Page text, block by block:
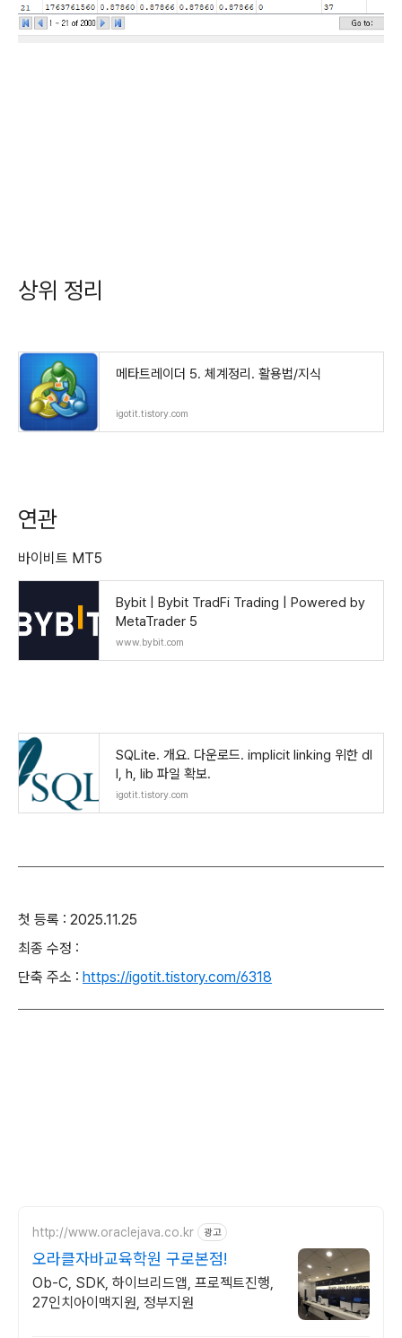
상위 정리
메타트레이더 5. 체계정리. 활용법/지식
igotit.tistory.com
연관
바이비트 MT5
Bybit | Bybit TradFi Trading | Powered by
MetaTrader 5
www.bybit.com
SQLite. 개요. 다운로드. implicit linking 위한 dl
l, h, lib 파일 확보.
igotit.tistory.com
첫 등록 : 2025.11.25
최종 수정 :
단축 주소 : https://igotit.tistory.com/6318
http://www.oraclejava.co.kr 광고
오라클자바교육학원 구로본점!
Ob-C, SDK, 하이브리드앱, 프로젝트진행,
27인치아이맥지원, 정부지원